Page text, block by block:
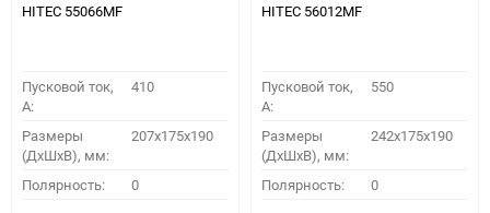
HITEC 55066MF
Пусковой ток,
A:
410
Размеры
(ДхШхВ), мм:
207x175x190
Полярность: 0
HITEC 56012MF
Пусковой ток,
A:
550
Размеры
(ДхШхВ), мм:
242x175x190
Полярность: 0